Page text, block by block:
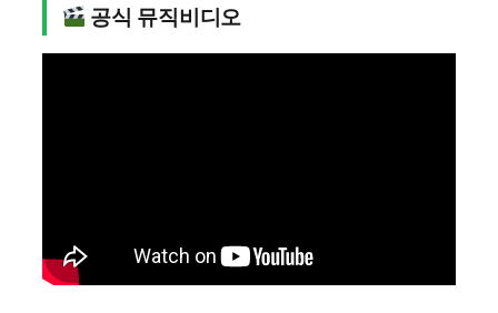
공식 뮤직비디오